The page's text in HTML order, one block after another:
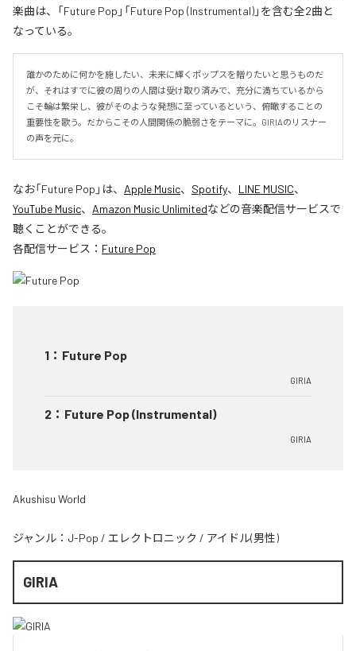
楽曲は、「Future Pop」「Future Pop (Instrumental)」を含む全2曲と
なっている。
誰かのために何かを施したい、未来に輝くポップスを贈りたいと思うものだ
が、それはすでに彼の周りの人間は受け取り済みで、充分に満ちているから
こそ輪は繁栄し、彼がそのような発想に至っているという、俯瞰することの
重要性を歌う。だからこその人間関係の脆弱さをテーマに。GIRIAのリスナー
の声を元に。
なお「Future Pop 」は、 Apple Music、 Spotify、 LINE MUSIC、
YouTube Music、 Amazon Music Unlimitedなどの音楽配信サービスで
聴くことができる。
各配信サービス： Future Pop
1 ： Future Pop
GIRIA
2 ： Future Pop (Instrumental)
GIRIA
Akushisu World
ジャンル： J-Pop / エレクトロニック / アイドル(男性)
GIRIA